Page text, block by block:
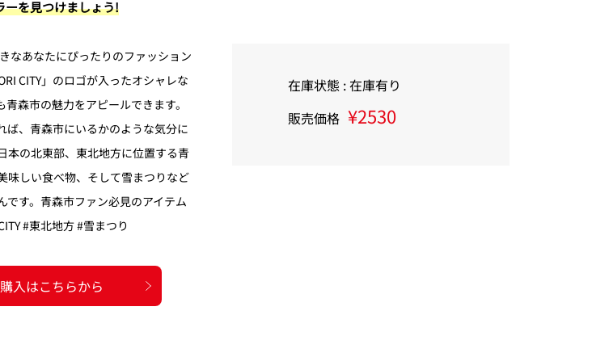
ーを見つけましょう!
なあなたにぴったりのファッション
CITY」のロゴが入ったオシャレな
森市の魅力をアピールできます。
ば、青森市にいるかのような気分に
本の北東部、東北地方に位置する青
味しい食べ物、そして雪まつりなど
です。青森市ファン必見のアイテム
#東北地方 #雪まつり
入はこちらから
在庫状態 : 在庫有り
販売価格 ¥2530